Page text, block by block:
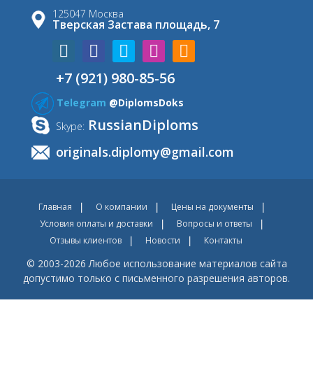
125047 Москва
Тверская Застава площадь, 7
+7 (921) 980-85-56
Telegram @DiplomsDoks
Skype: RussianDiploms
originals.diplomy@gmail.com
Главная О компании
Цены на документы
Условия оплаты и доставки
Вопросы и ответы
Отзывы клиентов
Новости Контакты
© 2003-2026 Любое использование материалов сайта
допустимо только с письменного разрешения авторов.